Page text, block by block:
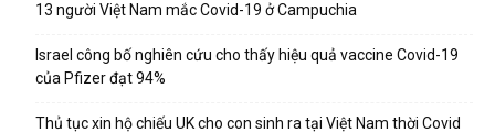
13 người Việt Nam mắc Covid-19 ở Campuchia
Israel công bố nghiên cứu cho thấy hiệu quả vaccine Covid-19
của Pfizer đạt 94%
Thủ tục xin hộ chiếu UK cho con sinh ra tại Việt Nam thời Covid